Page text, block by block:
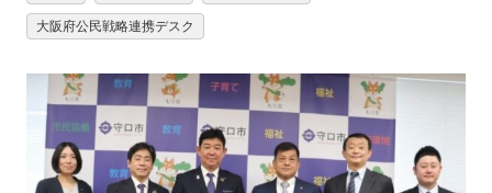
大阪府公民戦略連携デスク